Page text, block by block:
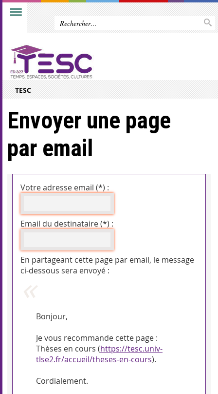
TESC
Envoyer une page
par email
Votre adresse email (*) :
Email du destinataire (*) :
En partageant cette page par email, le message
ci-dessous sera envoyé :
Bonjour,
Je vous recommande cette page :
Thèses en cours (https://tesc.univ-
tlse2.fr/accueil/theses-en-cours).
Cordialement.